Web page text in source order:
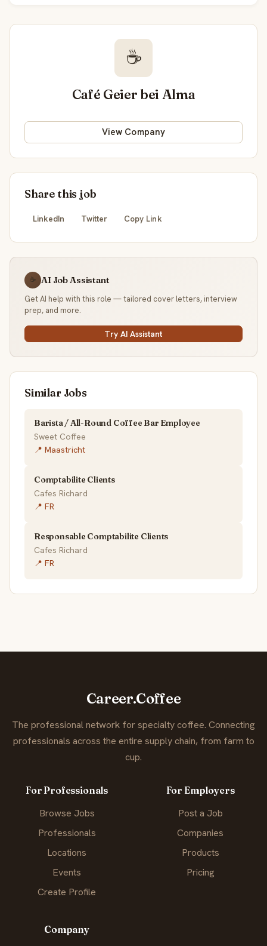
☕
Café Geier bei Alma
View Company
Share this job
LinkedIn Twitter Copy Link
☕ AI Job Assistant
Get AI help with this role — tailored cover letters, interview
prep, and more.
Try AI Assistant
Similar Jobs
Barista / All-Round Coffee Bar Employee
Sweet Coffee
📍 Maastricht
Comptabilite Clients
Cafes Richard
📍 FR
Responsable Comptabilite Clients
Cafes Richard
📍 FR
Career.Coffee
The professional network for specialty coffee. Connecting
professionals across the entire supply chain, from farm to
cup.
For Professionals
Browse Jobs
Professionals
Locations
Events
Create Profile
For Employers
Post a Job
Companies
Products
Pricing
Company